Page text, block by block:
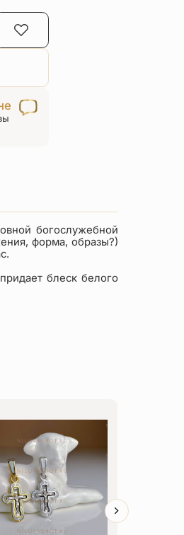
богослужебной
форма, образы?)
блеск белого